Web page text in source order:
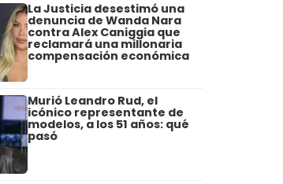
La Justicia desestimó una
denuncia de Wanda Nara
contra Alex Caniggia que
reclamará una millonaria
compensación económica
Murió Leandro Rud, el
icónico representante de
modelos, a los 51 años: qué
pasó